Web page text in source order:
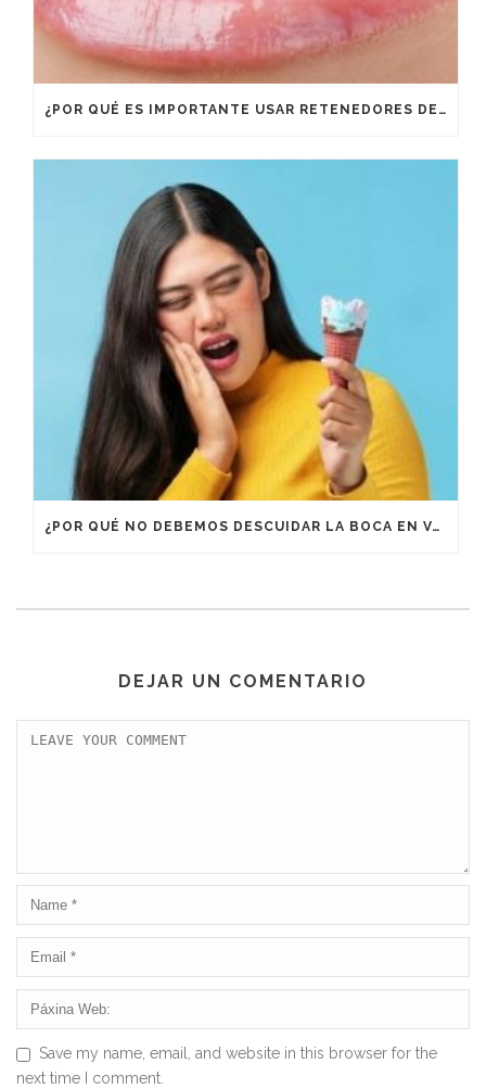
¿POR QUÉ ES IMPORTANTE USAR RETENEDORES DESPUÉS DE UN TRATAMIENTO DE ORTODONCIA?
¿POR QUÉ NO DEBEMOS DESCUIDAR LA BOCA EN VACACIONES?
DEJAR UN COMENTARIO
Save my name, email, and website in this browser for the
next time I comment.